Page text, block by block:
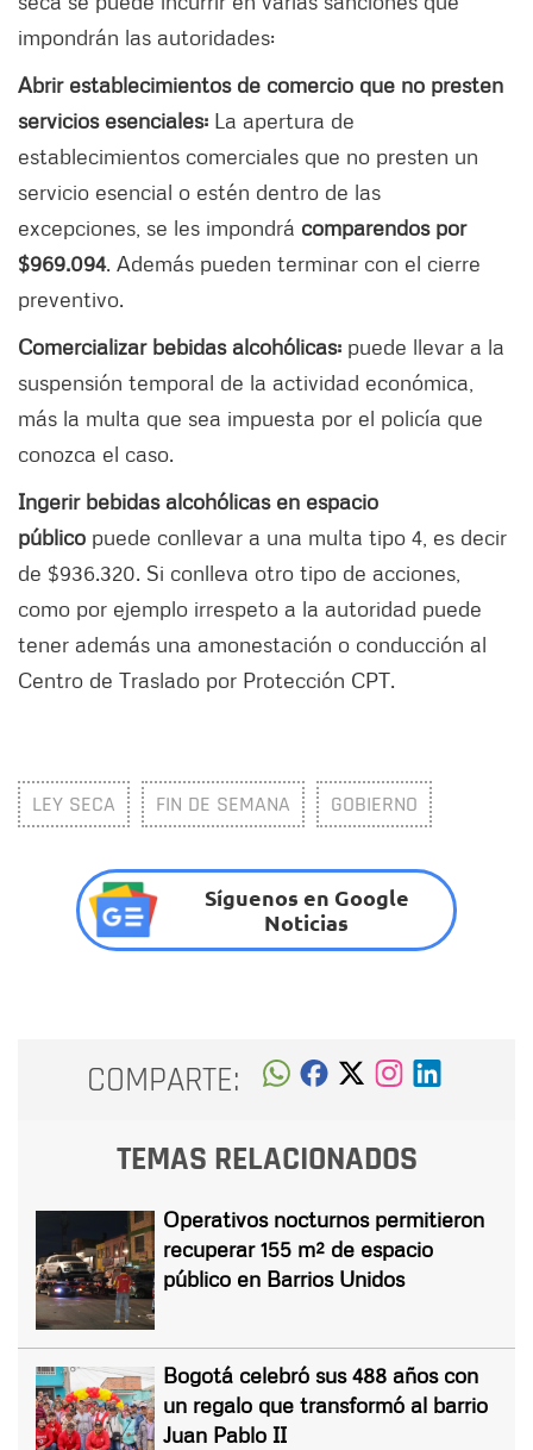
impondrán las autoridades:
Abrir establecimientos de comercio que no presten
servicios esenciales: La apertura de
establecimientos comerciales que no presten un
servicio esencial o estén dentro de las
excepciones, se les impondrá comparendos por
$969.094. Además pueden terminar con el cierre
preventivo.
Comercializar bebidas alcohólicas: puede llevar a la
suspensión temporal de la actividad económica,
más la multa que sea impuesta por el policía que
conozca el caso.
Ingerir bebidas alcohólicas en espacio
público puede conllevar a una multa tipo 4, es decir
de $936.320. Si conlleva otro tipo de acciones,
como por ejemplo irrespeto a la autoridad puede
tener además una amonestación o conducción al
Centro de Traslado por Protección CPT.
LEY SECA FIN DE SEMANA GOBIERNO
Síguenos en Google
Noticias
COMPARTE:
TEMAS RELACIONADOS
Operativos nocturnos permitieron
recuperar 155 m² de espacio
público en Barrios Unidos
Bogotá celebró sus 488 años con
un regalo que transformó al barrio
Juan Pablo II